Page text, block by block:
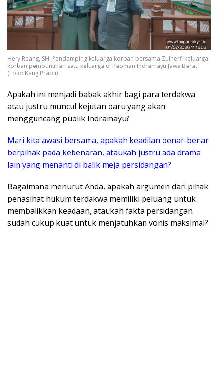
Hery Reang, SH. Pendamping keluarga korban bersama Zulherfi keluarga
korban pembunuhan satu keluarga di Paoman Indramayu Jawa Barat
(Foto: Kang Prabu)
​Apakah ini menjadi babak akhir bagi para terdakwa
atau justru muncul kejutan baru yang akan
mengguncang publik Indramayu?
Mari kita awasi bersama, apakah keadilan benar-benar
berpihak pada kebenaran, ataukah justru ada drama
lain yang menanti di balik meja persidangan?
​Bagaimana menurut Anda, apakah argumen dari pihak
penasihat hukum terdakwa memiliki peluang untuk
membalikkan keadaan, ataukah fakta persidangan
sudah cukup kuat untuk menjatuhkan vonis maksimal?